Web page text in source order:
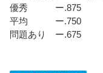
優秀 ー.875
平均 ー.750
問題あり ー.675